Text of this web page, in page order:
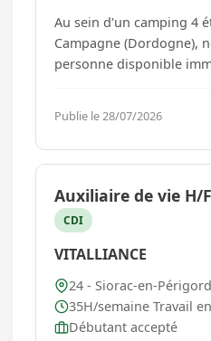
Au sein d'un camping 4
Campagne (Dordogne),
personne disponible
autonome pour la fin de
principales : Entretien des sanitaires communs :
Assurer un passage
Publie le 28/07/2026
Auxiliaire de vie H/
CDI
VITALLIANCE
24 - Siorac-en-Périgord
35H/semaine Travail
Débutant accepté